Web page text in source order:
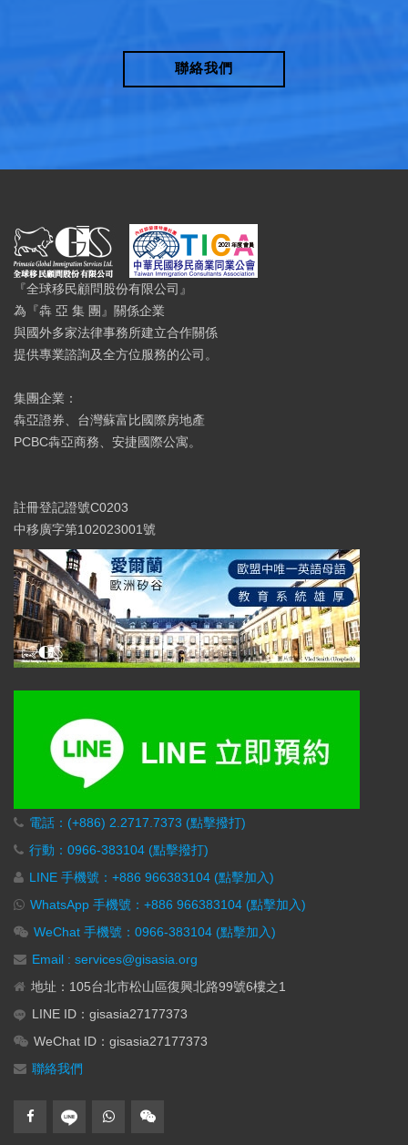
聯絡我們
『全球移民顧問股份有限公司』
為『犇 亞 集 團』關係企業
與國外多家法律事務所建立合作關係
提供專業諮詢及全方位服務的公司。
集團企業：
犇亞證券、台灣蘇富比國際房地產
PCBC犇亞商務、安捷國際公寓。
註冊登記證號C0203
中移廣字第102023001號
電話：(+886) 2.2717.7373 (點擊撥打)
行動：0966-383104 (點擊撥打)
LINE 手機號：+886 966383104 (點擊加入)
WhatsApp 手機號：+886 966383104 (點擊加入)
WeChat 手機號：0966-383104 (點擊加入)
Email : services@gisasia.org
地址：105台北市松山區復興北路99號6樓之1
LINE ID：gisasia27177373
WeChat ID：gisasia27177373
聯絡我們